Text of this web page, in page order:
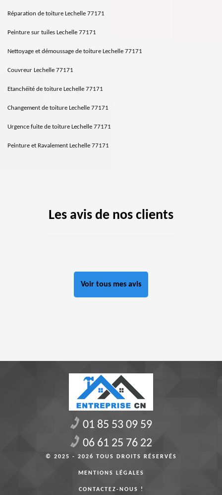
Réparation de toiture Lechelle 77171
Peinture sur tuiles Lechelle 77171
Nettoyage et démoussage de toiture Lechelle 77171
Couvreur Lechelle 77171
Etanchéité de toiture Lechelle 77171
Changement de toiture Lechelle 77171
Urgence fuite de toiture Lechelle 77171
Peinture et Ravalement Lechelle 77171
Les avis de nos clients
Voir tous mes avis
01 85 53 09 59
06 61 25 76 22
© 2025 - 2026 TOUS DROITS RÉSERVÉS
MENTIONS LÉGALES
CONTACTEZ-NOUS !